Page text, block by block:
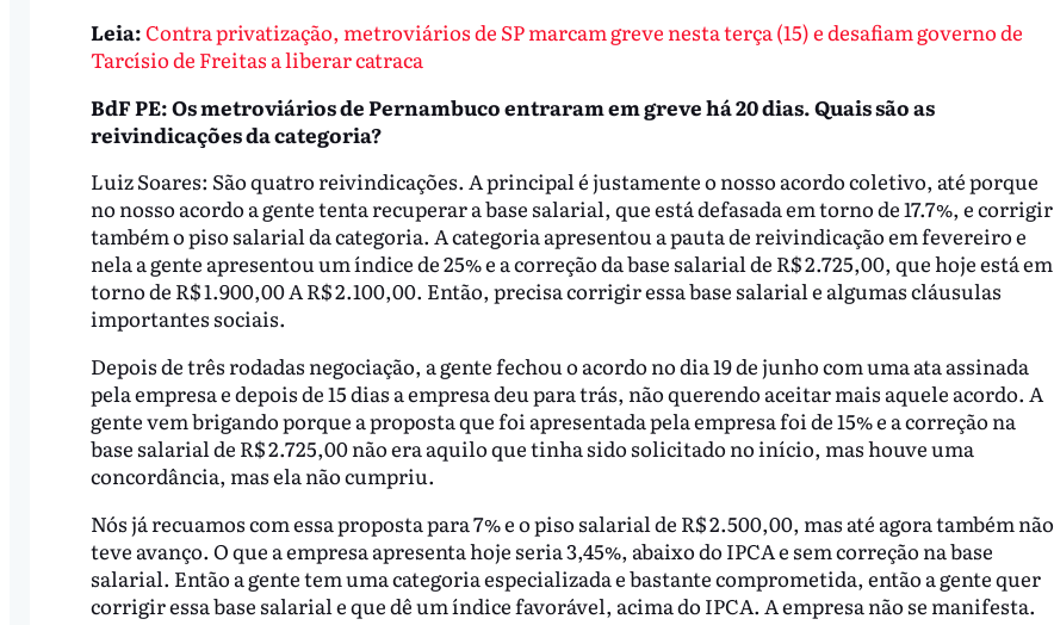
Leia:Contra privatização, metroviários de SP marcam greve nesta terça (15) e desafiam governo de
Tarcísio de Freitas a liberar catraca
BdF PE: Os metroviários de Pernambuco entraram em greve há 20 dias. Quais são as
reivindicações da categoria?
Luiz Soares: São quatro reivindicações. A principal é justamente o nosso acordo coletivo, até porque
no nosso acordo a gente tenta recuperar a base salarial, que está defasada em torno de 17.7%, e corrigir
também o piso salarial da categoria. A categoria apresentou a pauta de reivindicação em fevereiro e
nela a gente apresentou um índice de 25% e a correção da base salarial de R$ 2.725,00, que hoje está em
torno de R$ 1.900,00 A R$ 2.100,00. Então, precisa corrigir essa base salarial e algumas cláusulas
importantes sociais.
Depois de três rodadas negociação, a gente fechou o acordo no dia 19 de junho com uma ata assinada
pela empresa e depois de 15 dias a empresa deu para trás, não querendo aceitar mais aquele acordo. A
gente vem brigando porque a proposta que foi apresentada pela empresa foi de 15% e a correção na
base salarial de R$ 2.725,00 não era aquilo que tinha sido solicitado no início, mas houve uma
concordância, mas ela não cumpriu.
Nós já recuamos com essa proposta para 7% e o piso salarial de R$ 2.500,00, mas até agora também não
teve avanço. O que a empresa apresenta hoje seria 3,45%, abaixo do IPCA e sem correção na base
salarial. Então a gente tem uma categoria especializada e bastante comprometida, então a gente quer
corrigir essa base salarial e que dê um índice favorável, acima do IPCA. A empresa não se manifesta.